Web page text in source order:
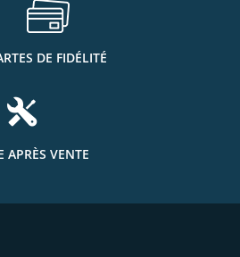
DE FIDÉLITÉ
APRÈS VENTE